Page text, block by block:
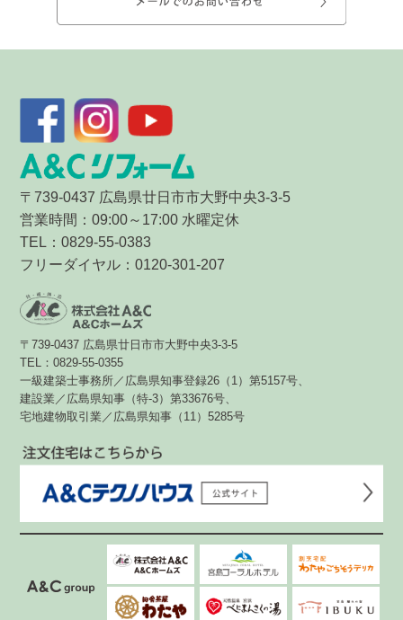
〒739-0437 広島県廿日市市大野中央3-3-5
営業時間：09:00～17:00 水曜定休
TEL：0829-55-0383
フリーダイヤル：0120-301-207
〒739-0437 広島県廿日市市大野中央3-3-5
TEL：0829-55-0355
一級建築士事務所／広島県知事登録26（1）第5157号、
建設業／広島県知事（特-3）第33676号、
宅地建物取引業／広島県知事（11）5285号